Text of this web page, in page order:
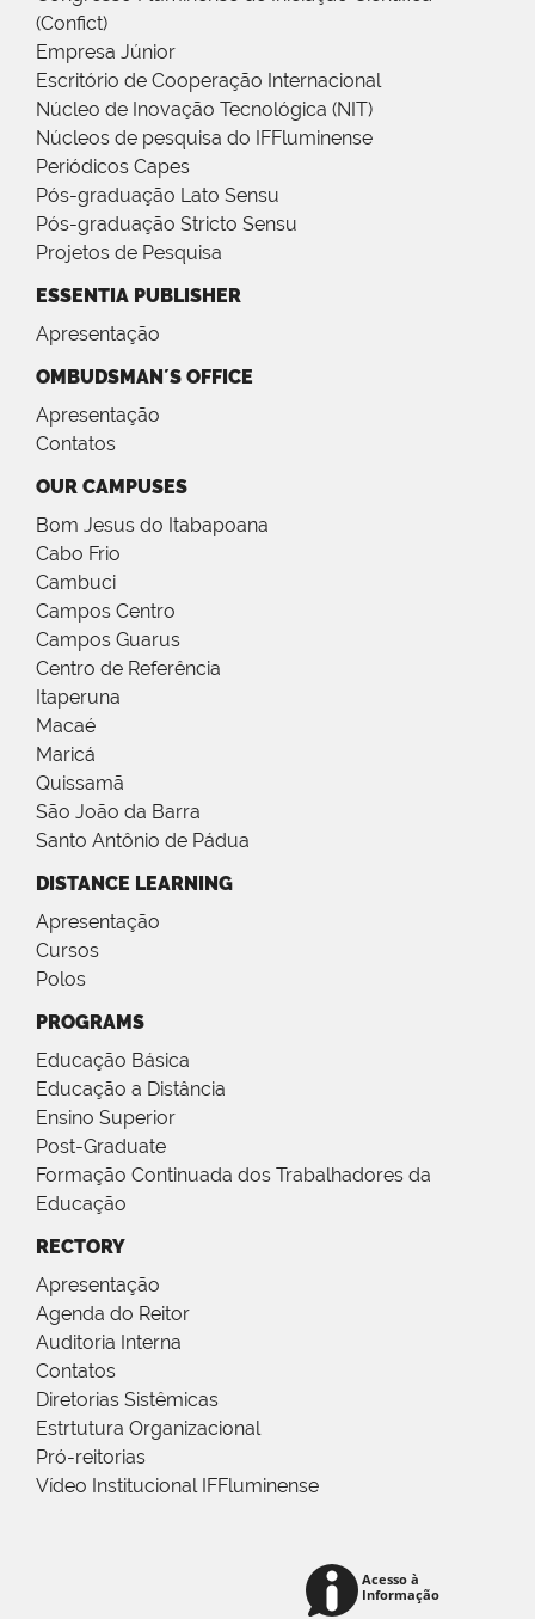
(Confict)
Empresa Júnior
Escritório de Cooperação Internacional
Núcleo de Inovação Tecnológica (NIT)
Núcleos de pesquisa do IFFluminense
Periódicos Capes
Pós-graduação Lato Sensu
Pós-graduação Stricto Sensu
Projetos de Pesquisa
ESSENTIA PUBLISHER
Apresentação
OMBUDSMAN´S OFFICE
Apresentação
Contatos
OUR CAMPUSES
Bom Jesus do Itabapoana
Cabo Frio
Cambuci
Campos Centro
Campos Guarus
Centro de Referência
Itaperuna
Macaé
Maricá
Quissamã
São João da Barra
Santo Antônio de Pádua
DISTANCE LEARNING
Apresentação
Cursos
Polos
PROGRAMS
Educação Básica
Educação a Distância
Ensino Superior
Post-Graduate
Formação Continuada dos Trabalhadores da
Educação
RECTORY
Apresentação
Agenda do Reitor
Auditoria Interna
Contatos
Diretorias Sistêmicas
Estrtutura Organizacional
Pró-reitorias
Vídeo Institucional IFFluminense